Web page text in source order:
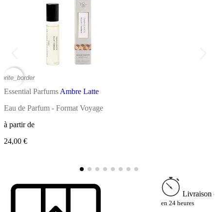
Essential Parfums Ambre Latte
Eau de Parfum - Format Voyage
à partir de
24,00 €
Livraison
en 24 heures